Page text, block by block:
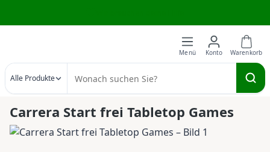
Alle Produkte
Carrera Start frei Tabletop Games
Bildergalerie überspringen